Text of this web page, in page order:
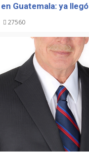
Guatemala: ya llegó
27560